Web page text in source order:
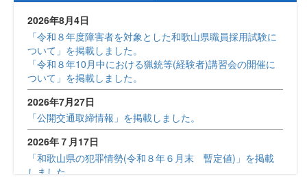
2026年8月4日
「令和８年度障害者を対象とした和歌山県職員採用試験に
ついて」を掲載しました。
「令和８年10月中における猟銃等(経験者)講習会の開催に
ついて」を掲載しました。
2026年7月27日
「公開交通取締情報」を掲載しました。
2026年７月17日
「和歌山県の犯罪情勢(令和８年６月末 暫定値)」を掲載
しました。